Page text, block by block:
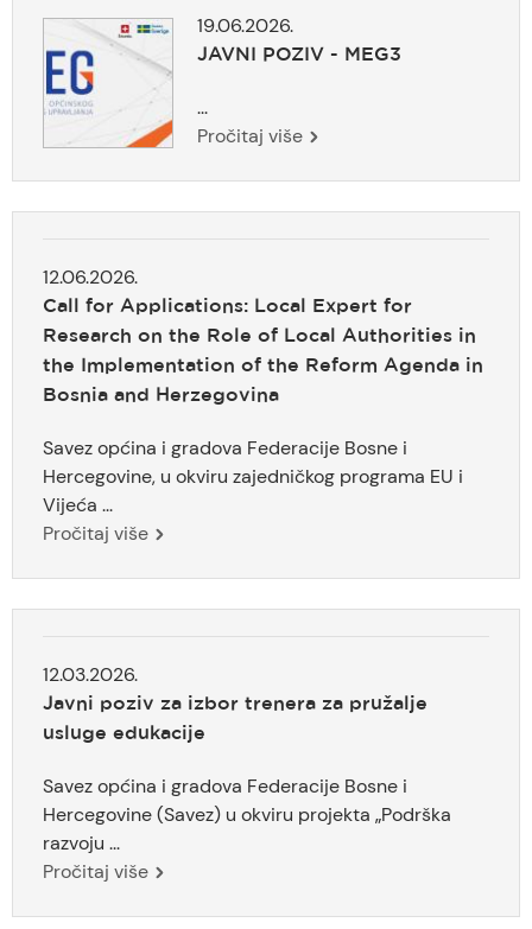
19.06.2026.
JAVNI POZIV - MEG3
...
Pročitaj više
12.06.2026.
Call for Applications: Local Expert for
Research on the Role of Local Authorities in
the Implementation of the Reform Agenda in
Bosnia and Herzegovina
Savez općina i gradova Federacije Bosne i
Hercegovine, u okviru zajedničkog programa EU i
Vijeća ...
Pročitaj više
12.03.2026.
Javni poziv za izbor trenera za pružalje
usluge edukacije
Savez općina i gradova Federacije Bosne i
Hercegovine (Savez) u okviru projekta „Podrška
razvoju ...
Pročitaj više